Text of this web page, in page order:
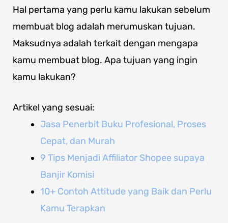
Hal pertama yang perlu kamu lakukan sebelum
membuat blog adalah merumuskan tujuan.
Maksudnya adalah terkait dengan mengapa
kamu membuat blog. Apa tujuan yang ingin
kamu lakukan?
Artikel yang sesuai:
Jasa Penerbit Buku Profesional, Proses
Cepat, dan Murah
9 Tips Menjadi Affiliator Shopee supaya
Banjir Komisi
10+ Contoh Attitude yang Baik dan Perlu
Kamu Terapkan